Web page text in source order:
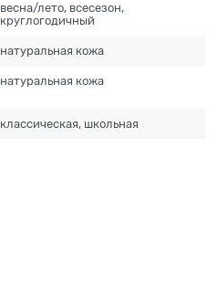
весна/лето, всесезон,
круглогодичный
натуральная кожа
натуральная кожа
классическая, школьная